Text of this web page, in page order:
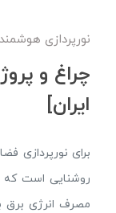
نورپردازی
چراغ و
ایران]
برای نورپردازی
روشنایی است که
مصرف انرژی برق